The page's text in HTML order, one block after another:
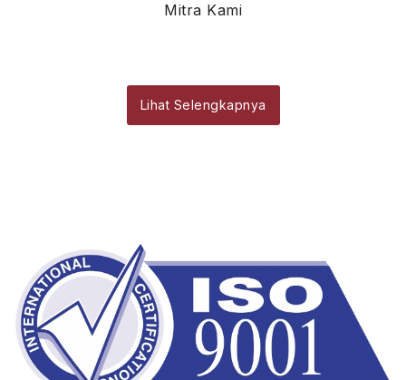
Mitra Kami
Lihat Selengkapnya